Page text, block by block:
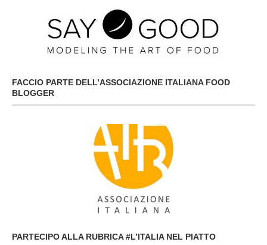
FACCIO PARTE DELL’ASSOCIAZIONE ITALIANA FOOD
BLOGGER
PARTECIPO ALLA RUBRICA #L’ITALIA NEL PIATTO